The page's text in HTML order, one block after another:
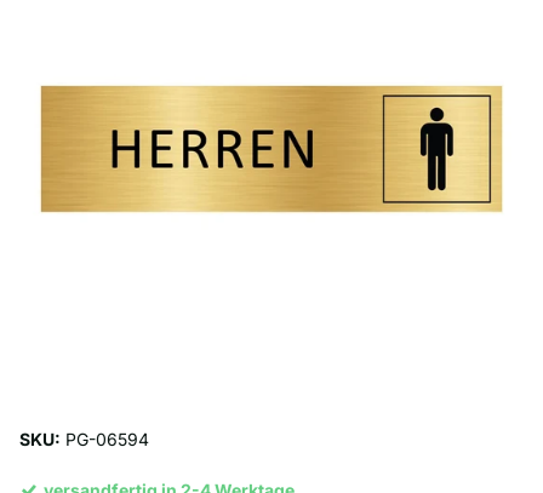
SKU: PG-06594